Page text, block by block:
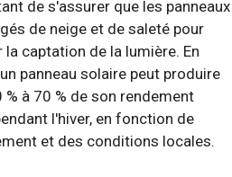
de s'assurer que les panneaux
de neige et de saleté pour
la captation de la lumière. En
panneau solaire peut produire
% à 70 % de son rendement
l'hiver, en fonction de
et des conditions locales.